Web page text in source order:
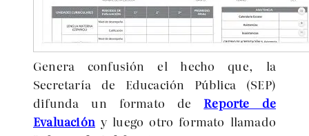
Genera confusión el hecho que, la
Secretaría de Educación Pública (SEP)
difunda un formato de Reporte de
Evaluación y luego otro formato llamado